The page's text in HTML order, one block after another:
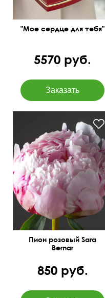
"Мое сердце для тебя"
5570 руб.
Пион розовый Sara
Bernar
850 руб.